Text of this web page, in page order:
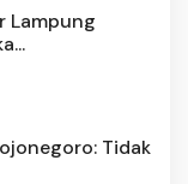
Lampung
Tidak